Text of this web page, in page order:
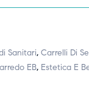
Sanitari, Carrelli Di
EB, Estetica E